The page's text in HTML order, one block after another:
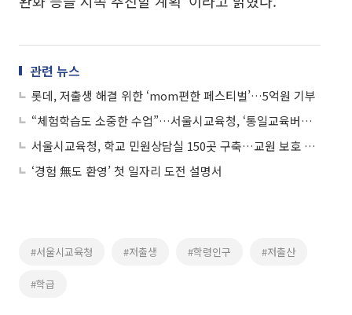
관련 뉴스
롯데, 저출생 해결 위한 ‘mom편한 페스티벌’…5억원 기부
“체험학습도 소중한 수업”…서울시교육청, ‘통일교육버스’ 확대 운영
서울시교육청, 학교 민원상담실 150곳 구축…교원 보호 강화
‘경험 無도 환영’ 첫 일자리 도전 설명서
#서울시교육청 #저출생 #학령인구 #저출산
#학급